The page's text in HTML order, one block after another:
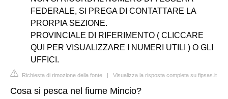
FEDERALE, SI PREGA DI CONTATTARE LA
PRORPIA SEZIONE.
PROVINCIALE DI RIFERIMENTO ( CLICCARE
QUI PER VISUALIZZARE I NUMERI UTILI ) O GLI
UFFICI.
Richiesta di rimozione della fonte | Visualizza la risposta completa su fipsas.it
Cosa si pesca nel fiume Mincio?